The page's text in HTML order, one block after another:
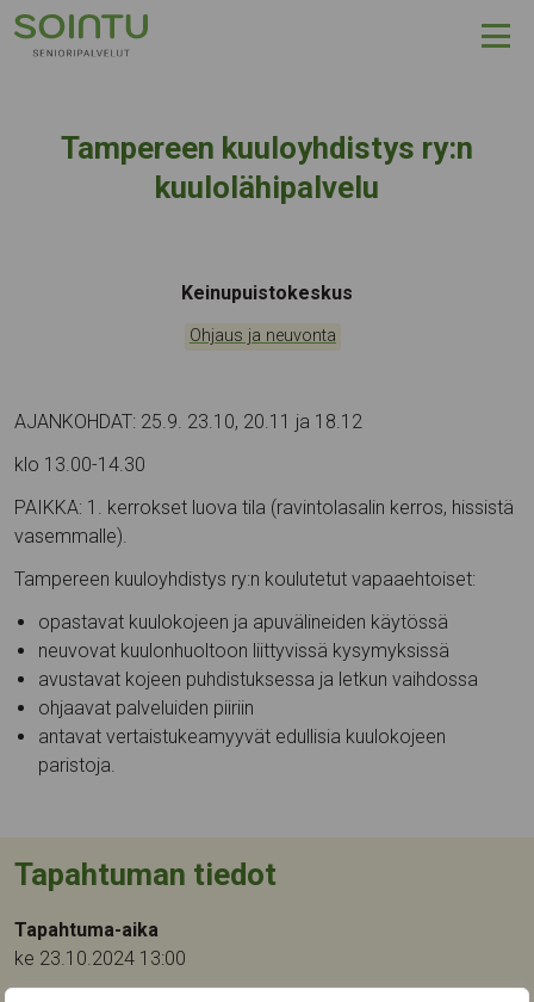
Hyppää sisältöön
Tampereen kuuloyhdistys ry:n
kuulolähipalvelu
Tapahtumapaikka:
Keinupuistokeskus
Kategoriat:
Ohjaus ja neuvonta
AJANKOHDAT: 25.9. 23.10, 20.11 ja 18.12
klo 13.00-14.30
PAIKKA: 1. kerrokset luova tila (ravintolasalin kerros, hissistä
vasemmalle).
Tampereen kuuloyhdistys ry:n koulutetut vapaaehtoiset:
opastavat kuulokojeen ja apuvälineiden käytössä
neuvovat kuulonhuoltoon liittyvissä kysymyksissä
avustavat kojeen puhdistuksessa ja letkun vaihdossa
ohjaavat palveluiden piiriin
antavat vertaistukeamyyvät edullisia kuulokojeen
paristoja.
Tapahtuman tiedot
Tapahtuma-aika
ke 23.10.2024 13:00